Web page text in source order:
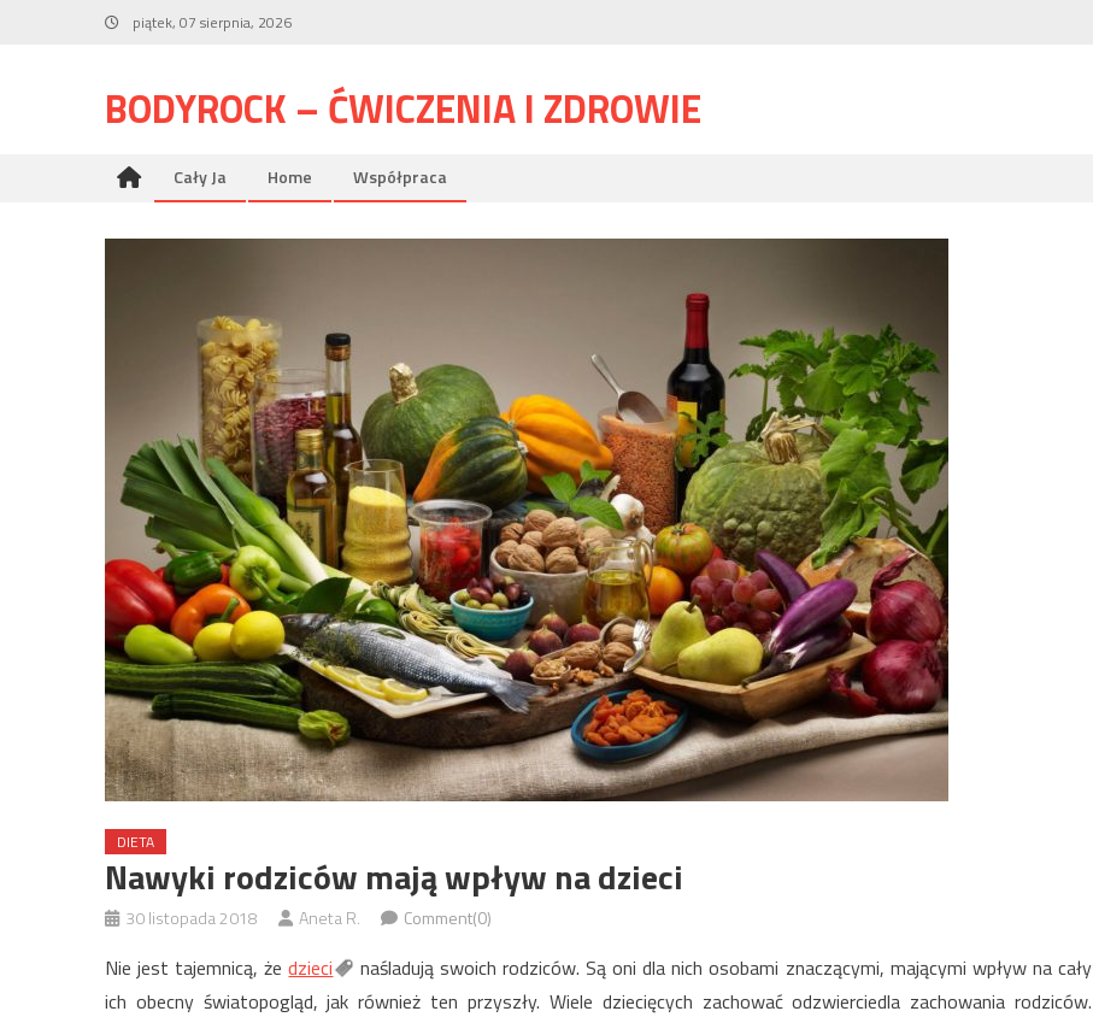
piątek, 07 sierpnia, 2026
BODYROCK – ĆWICZENIA I ZDROWIE
Cały Ja Home Współpraca
DIETA
Nawyki rodziców mają wpływ na dzieci
30 listopada 2018 Aneta R. Comment(0)
Nie jest tajemnicą, żedzieci
naśladują swoich rodziców. Są oni dla nich osobami znaczącymi, mającymi wpływ na cały
ich obecny światopogląd, jak również ten przyszły. Wiele dziecięcych zachować odzwierciedla zachowania rodziców.